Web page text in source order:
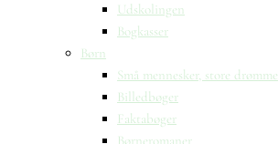
Udskolingen
Bogkasser
Børn
Små mennesker, store drømme
Billedbøger
Faktabøger
Børneromaner